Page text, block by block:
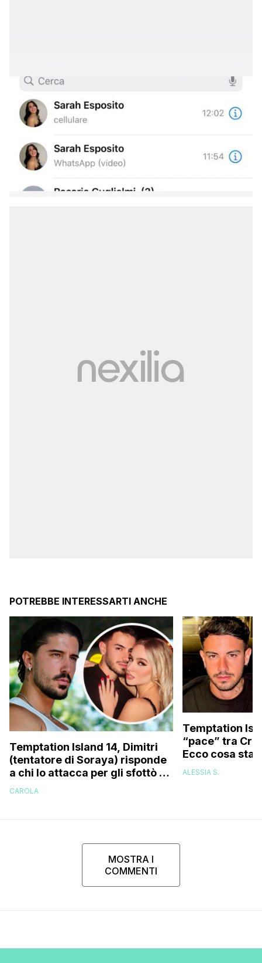
POTREBBE INTERESSARTI ANCHE
Temptation Island 14, Dimitri
(tentatore di Soraya) risponde
a chi lo attacca per gli sfottò a
Cristian sull’argomento
CAROLA
Temptation
“pace” tra
Ecco cosa sta
ALESSIA S.
MOSTRA I
COMMENTI